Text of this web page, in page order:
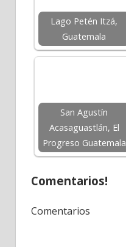
Lago Petén Itzá,
Guatemala
San Agustín
Acasaguastlán, El
Progreso Guatemala
Comentarios!
Comentarios